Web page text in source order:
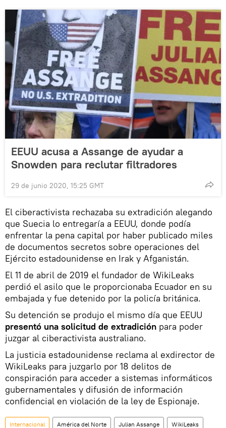
EEUU acusa a Assange de ayudar a
Snowden para reclutar filtradores
29 de junio 2020, 15:25 GMT
El ciberactivista rechazaba su extradición alegando
que Suecia lo entregaría a EEUU, donde podía
enfrentar la pena capital por haber publicado miles
de documentos secretos sobre operaciones del
Ejército estadounidense en Irak y Afganistán.
El 11 de abril de 2019 el fundador de WikiLeaks
perdió el asilo que le proporcionaba Ecuador en su
embajada y fue detenido por la policía británica.
Su detención se produjo el mismo día que EEUU
presentó una solicitud de extradición para poder
juzgar al ciberactivista australiano.
La justicia estadounidense reclama al exdirector de
WikiLeaks para juzgarlo por 18 delitos de
conspiración para acceder a sistemas informáticos
gubernamentales y difusión de información
confidencial en violación de la ley de Espionaje.
Internacional América del Norte Julian Assange WikiLeaks